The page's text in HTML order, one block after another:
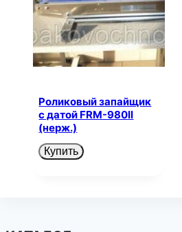
Роликовый запайщик
с датой FRM-980II
(нерж.)
Купить